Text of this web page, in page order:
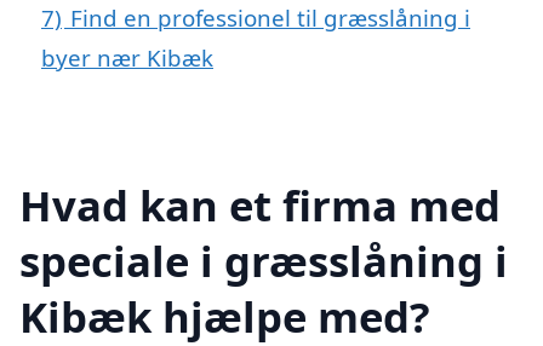
7) Find en professionel til græsslåning i
byer nær Kibæk
Hvad kan et firma med
speciale i græsslåning i
Kibæk hjælpe med?